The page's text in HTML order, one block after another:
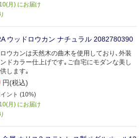
月) にお届け
ウッドロウカン ナチュラル 2082780390
ウカンは天然木の曲木を使用しており､外装
ドカラー仕上げです｡ご自宅にモダンな美し
します｡
円(税込)
ント (10%)
月) にお届け